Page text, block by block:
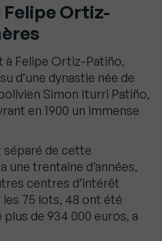
Ortiz-
Felipe Ortiz-Patiño,
d’une dynastie née de
Simon Iturri Patiño,
en 1900 un immense
séparé de cette
une trentaine d’années,
centres d’intérêt
75 lots, 48 ont été
de 934 000 euros, a